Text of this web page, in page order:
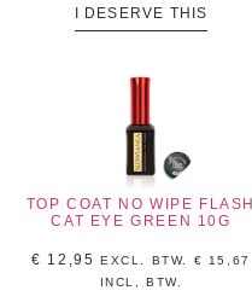
I DESERVE THIS
TOP COAT NO WIPE FLASH
CAT EYE GREEN 10G
€ 12,95 EXCL. BTW. €
15,67
INCL, BTW.